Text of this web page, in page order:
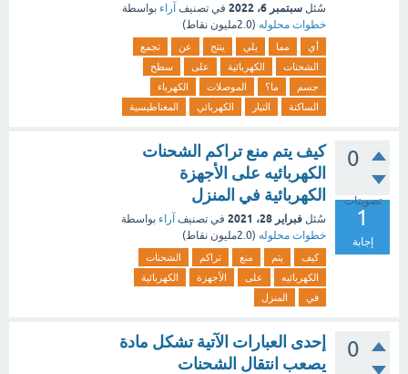
سُئل سبتمبر 6، 2022 في تصنيف آراء بواسطة
خطوات محلوله (2.0مليون نقاط)
أي مما يلي ينتج عن
تجمع
الشحنات
الكهربائية على
سطح
جسم
ما؟ الموصلات
الكهرباء
الساكنة
التيار الكهربائي المغناطيسية
0
تصويتات
1
إجابة
كيف يتم منع تراكم الشحنات
الكهربائيه على الأجهزة
الكهربائية في المنزل
سُئل فبراير 28، 2021 في تصنيف آراء بواسطة
خطوات محلوله (2.0مليون نقاط)
كيف يتم منع تراكم
الشحنات
الكهربائيه
على الأجهزة
الكهربائية
في
المنزل
0
إحدى العبارات الآتية تشكل مادة
يصعب انتقال الشحنات